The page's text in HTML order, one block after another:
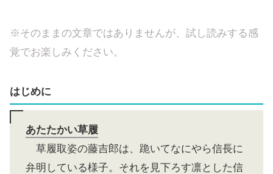
※そのままの文章ではありませんが、試し読みする感
覚でお楽しみください。
はじめに
あたたかい草履
草履取姿の藤吉郎は、跪いてなにやら信長に
弁明している様子。それを見下ろす凛とした信